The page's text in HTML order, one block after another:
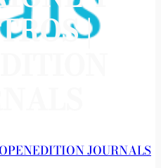
|
OPENEDITION JOURNALS